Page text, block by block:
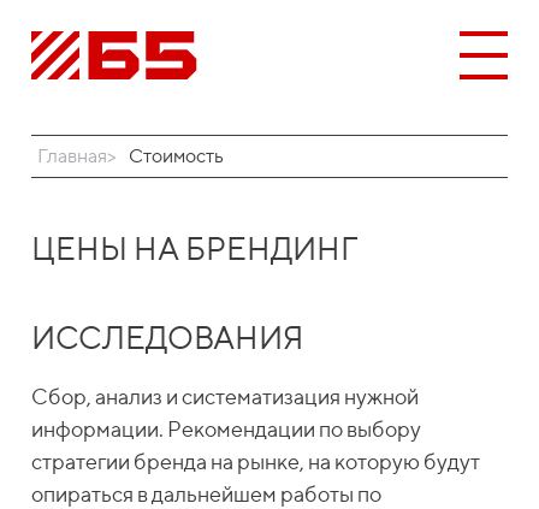
Главная Стоимость
ЦЕНЫ НА БРЕНДИНГ
ИССЛЕДОВАНИЯ
Сбор, анализ и систематизация нужной
информации. Рекомендации по выбору
стратегии бренда на рынке, на которую будут
опираться в дальнейшем работы по